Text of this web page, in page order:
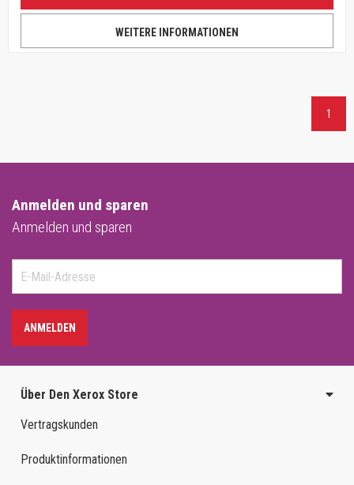
WEITERE INFORMATIONEN
1
Anmelden und sparen
Anmelden und sparen
ANMELDEN
Über Den Xerox Store
Vertragskunden
Produktinformationen